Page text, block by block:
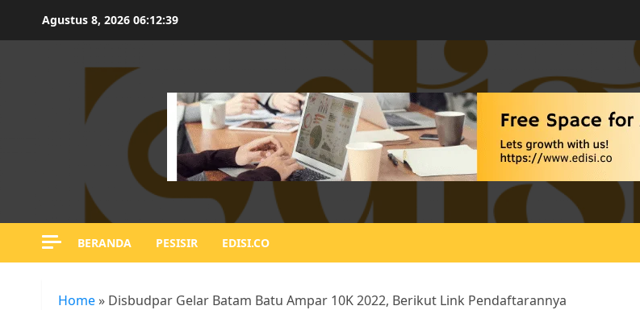
Agustus 8, 2026 06:12:40
BERANDA PESISIR EDISI.CO
Home » Disbudpar Gelar Batam Batu Ampar 10K 2022, Berikut Link Pendaftarannya